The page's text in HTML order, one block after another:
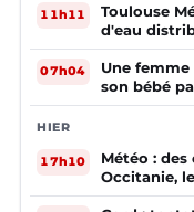
11h11
Toulouse
d'eau
07h04
Une
son bébé
HIER
17h10
Météo :
Occitanie,